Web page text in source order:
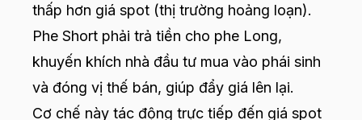
thấp hơn giá spot (thị trường hoảng loạn).
Phe Short phải trả tiền cho phe Long,
khuyến khích nhà đầu tư mua vào phái sinh
và đóng vị thế bán, giúp đẩy giá lên lại.
Cơ chế này tác động trực tiếp đến giá spot